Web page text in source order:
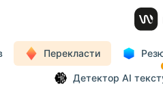
Перекласти
Детектор AI